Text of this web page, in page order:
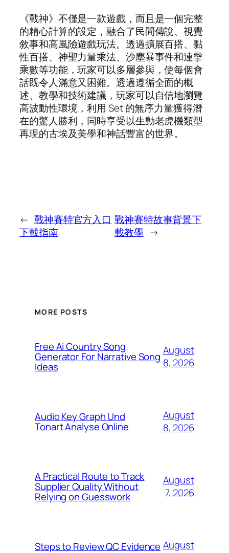
《戰神》不僅是一款遊戲，而且是一個完整
的精心計算的設定，融合了民間傳說、視覺
敘事和高風險遊戲玩法。透過擴展百搭、黏
性百搭、神聖力量乘法、沙塵暴事件和連擊
乘數等功能，玩家可以多層參與，使每個會
話既令人滿意又困難。透過遵循全面的概
述、教學和技術建議，玩家可以自信地瀏覽
高波動性環境，利用 Set 的無序力量獲得潛
在的驚人勝利，同時享受以生動老虎機類型
再現的古埃及美學和神話豐富的世界。
← 戰神賽特官方入口
下載指南
戰神賽特故事背景下
載教學 →
MORE POSTS
Free Ai Country Song
Generator For Narrative Song
Ideas
August
8, 2026
Audio Key Graph Und
Tonart Analyse Online
August
8, 2026
A Practical Route to Track
Supplier Quality Without
Relying on Guesswork
August
7, 2026
Steps to Review QC Evidence August